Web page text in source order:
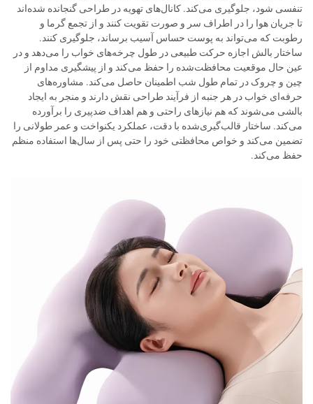
تنفسی شود، جلوگیری می‌کند. کانال‌های تهویه در طراحی گنجانده شده‌اند
تا جریان هوا را در اطراف سر و صورت تقویت کنند و از تجمع گرما و
رطوبت که می‌تواند به پوست حساس آسیب برساند، جلوگیری کنند.
ساختار بالش اجازه حرکت طبیعی در طول چرخه‌های خواب را می‌دهد و در
عین حال موقعیت محافظت‌شده را حفظ می‌کند و از پیشگیری مداوم از
چین و چروک در تمام طول شب اطمینان حاصل می‌کند. مشاوره‌های
حرفه‌ای خواب در هر جنبه از فرآیند طراحی نقش دارند و منجر به ایجاد
بالشی می‌شوند که هم نیازهای راحتی و هم اهداف ضدپیری را برآورده
می‌کند. ساختار قالب‌گیری‌شده با دقت، عملکرد یکنواخت و عمر طولانی را
تضمین می‌کند و خواص محافظتی خود را حتی پس از سال‌ها استفاده منظم
حفظ می‌کند.